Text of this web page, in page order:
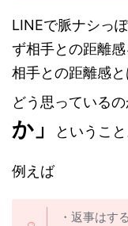
LINEで脈ナシっ
ず相手との距離感
相手との距離感
どう思っているの
か」
ということ
例えば
・返事はす